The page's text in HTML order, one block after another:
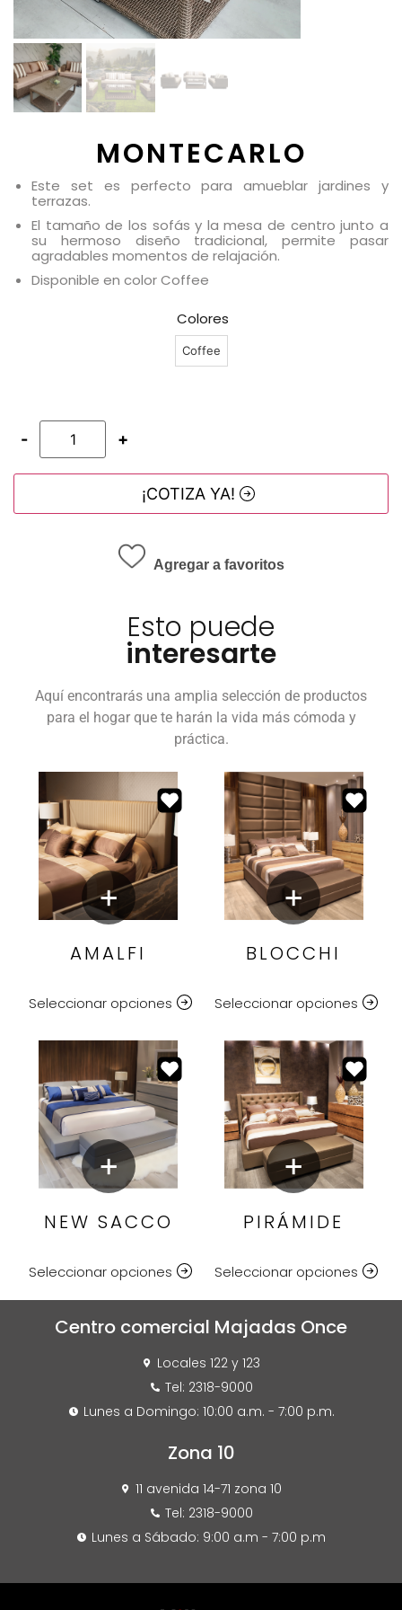
MONTECARLO
Este set es perfecto para amueblar jardines y
terrazas.
El tamaño de los sofás y la mesa de centro junto a
su hermoso diseño tradicional, permite pasar
agradables momentos de relajación.
Disponible en color Coffee
Colores
Coffee
- +
¡COTIZA YA!
Agregar a favoritos
Esto puede
interesarte
Aquí encontrarás una amplia selección de productos
para el hogar que te harán la vida más cómoda y
práctica.
AMALFI
Seleccionar opciones
BLOCCHI
Seleccionar opciones
NEW SACCO
Seleccionar opciones
PIRÁMIDE
Seleccionar opciones
Centro comercial Majadas Once
Locales 122 y 123
Tel: 2318-9000
Lunes a Domingo: 10:00 a.m. - 7:00 p.m.
Zona 10
11 avenida 14-71 zona 10
Tel: 2318-9000
Lunes a Sábado: 9:00 a.m - 7:00 p.m